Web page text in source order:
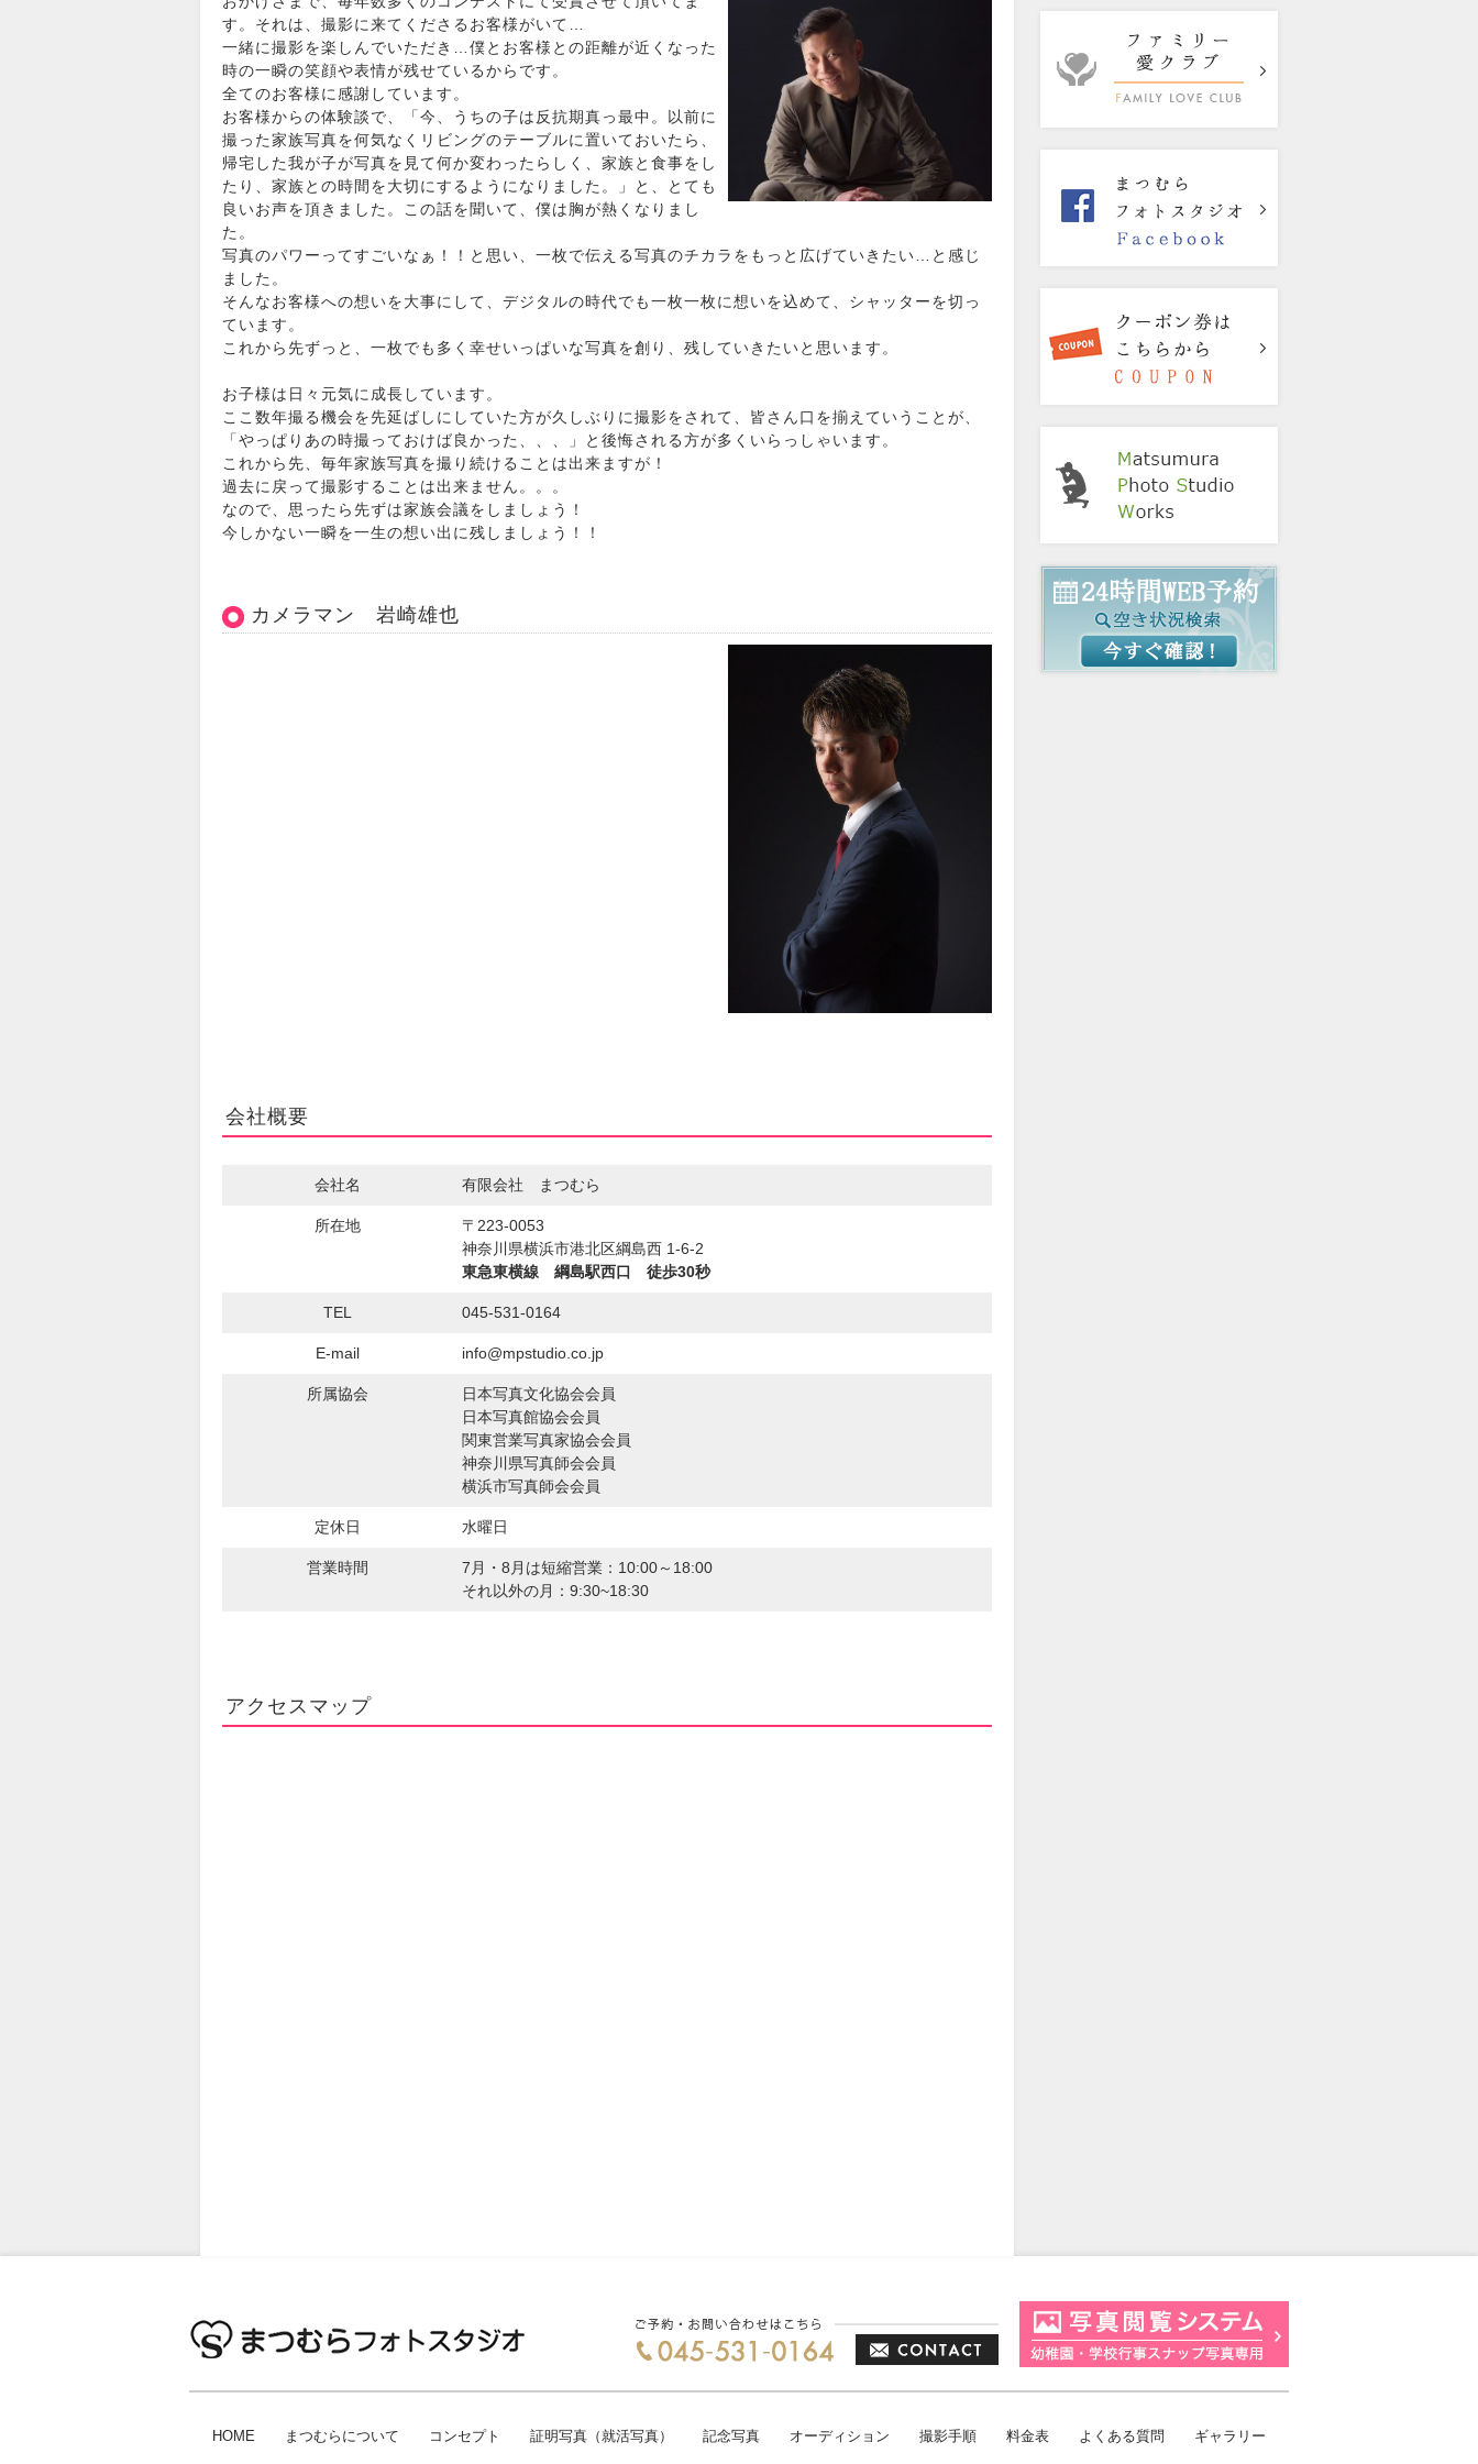
す。それは、撮影に来てくださるお客様がいて…
一緒に撮影を楽しんでいただき…僕とお客様との距離が近くなった
時の一瞬の笑顔や表情が残せているからです。
全てのお客様に感謝しています。
お客様からの体験談で、「今、うちの子は反抗期真っ最中。以前に
撮った家族写真を何気なくリビングのテーブルに置いておいたら、
帰宅した我が子が写真を見て何か変わったらしく、家族と食事をし
たり、家族との時間を大切にするようになりました。」と、とても
良いお声を頂きました。この話を聞いて、僕は胸が熱くなりまし
た。
写真のパワーってすごいなぁ！！と思い、一枚で伝える写真のチカラをもっと広げていきたい…と感じ
ました。
そんなお客様への想いを大事にして、デジタルの時代でも一枚一枚に想いを込めて、シャッターを切っ
ています。
これから先ずっと、一枚でも多く幸せいっぱいな写真を創り、残していきたいと思います。
お子様は日々元気に成長しています。
ここ数年撮る機会を先延ばしにしていた方が久しぶりに撮影をされて、皆さん口を揃えていうことが、
「やっぱりあの時撮っておけば良かった、、、」と後悔される方が多くいらっしゃいます。
これから先、毎年家族写真を撮り続けることは出来ますが！
過去に戻って撮影することは出来ません。。。
なので、思ったら先ずは家族会議をしましょう！
今しかない一瞬を一生の想い出に残しましょう！！
カメラマン 岩崎雄也
会社概要
会社名 有限会社 まつむら
所在地
〒223-0053
神奈川県横浜市港北区綱島西 1-6-2
東急東横線 綱島駅西口 徒歩30秒
TEL 045-531-0164
E-mail info@mpstudio.co.jp
所属協会
日本写真文化協会会員
日本写真館協会会員
関東営業写真家協会会員
神奈川県写真師会会員
横浜市写真師会会員
定休日 水曜日
営業時間
7月・8月は短縮営業：10:00～18:00
それ以外の月：9:30~18:30
アクセスマップ
HOME まつむらについて コンセプト 証明写真（就活写真） 記念写真 オーディション 撮影手順 料金表 よくある質問 ギャラリー